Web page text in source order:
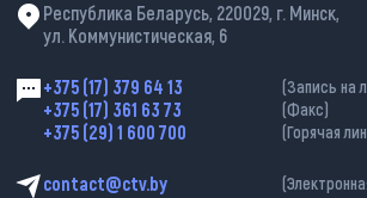
Республика Беларусь, 220029, г. Минск,
ул. Коммунистическая, 6
+375 (17) 379 64 13 (Запись на
+375 (17) 361 63 73 (Факс)
+375 (29) 1 600 700 (Горячая
contact@ctv.by